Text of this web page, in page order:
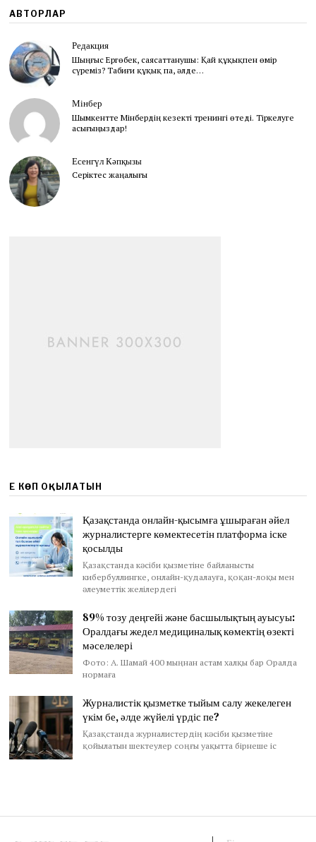
АВТОРЛАР
Редакция
Шыңғыс Ергөбек, cаясаттанушы: Қай құқықпен өмір
сүреміз? Табиғи құқық па, әлде…
Мінбер
Шымкентте Мінбердің кезекті тренингі өтеді. Тіркелуге
асығыңыздар!
Есенгүл Кәпқызы
Серіктес жаңалығы
ЕҢ КӨП ОҚЫЛАТЫН
Қазақстанда онлайн-қысымға ұшыраған әйел
журналистерге көмектесетін платформа іске
қосылды
Қазақстанда кәсіби қызметіне байланысты
кибербуллингке, онлайн-қудалауға, қоқан-лоқы мен
әлеуметтік желілердегі
89% тозу деңгейі және басшылықтың ауысуы:
Оралдағы жедел медициналық көмектің өзекті
мәселелері
Фото: А. Шамай 400 мыңнан астам халқы бар Оралда
нормаға
Журналистік қызметке тыйым салу жекелеген
үкім бе, әлде жүйелі үрдіс пе?
Қазақстанда журналистердің кәсіби қызметіне
қойылатын шектеулер соңғы уақытта бірнеше іс